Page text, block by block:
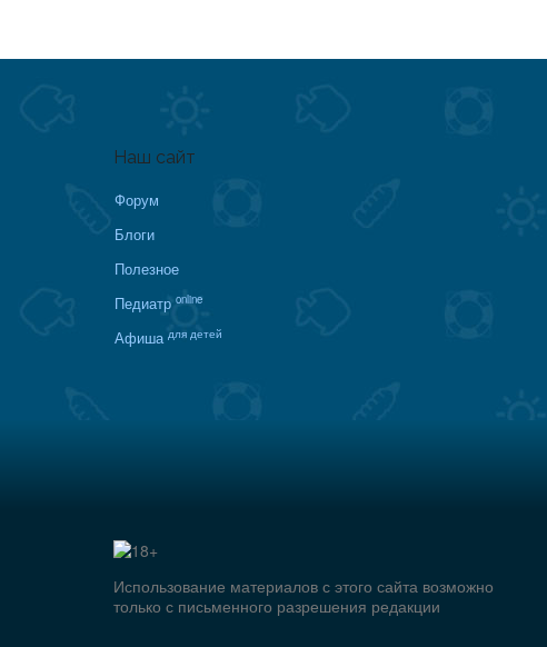
Наш сайт
Форум
Блоги
Полезное
Педиатр online
Афиша для детей
Использование материалов с этого сайта возможно
только с письменного разрешения редакции